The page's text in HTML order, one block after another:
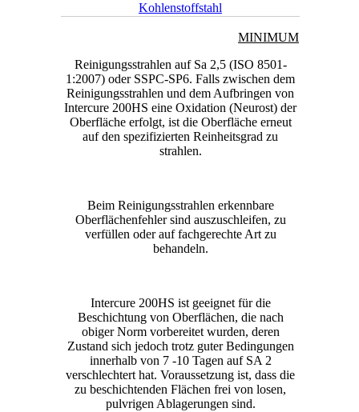
Kohlenstoffstahl
MINIMUM
Reinigungsstrahlen auf Sa 2,5 (ISO 8501-
1:2007) oder SSPC-SP6. Falls zwischen dem
Reinigungsstrahlen und dem Aufbringen von
Intercure 200HS eine Oxidation (Neurost) der
Oberfläche erfolgt, ist die Oberfläche erneut
auf den spezifizierten Reinheitsgrad zu
strahlen.
Beim Reinigungsstrahlen erkennbare
Oberflächenfehler sind auszuschleifen, zu
verfüllen oder auf fachgerechte Art zu
behandeln.
Intercure 200HS ist geeignet für die
Beschichtung von Oberflächen, die nach
obiger Norm vorbereitet wurden, deren
Zustand sich jedoch trotz guter Bedingungen
innerhalb von 7 -10 Tagen auf SA 2
verschlechtert hat. Voraussetzung ist, dass die
zu beschichtenden Flächen frei von losen,
pulvrigen Ablagerungen sind.